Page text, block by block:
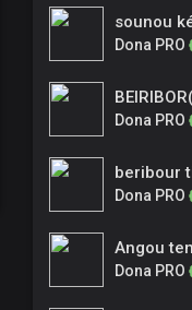
sounou
Dona PRO
Dona PRO
beribour
Dona PRO
Angou
Dona PRO